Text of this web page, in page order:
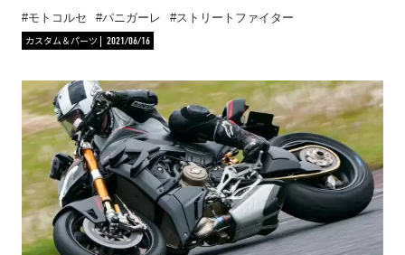
モトコルセ パニガーレ
ストリートファイター
カスタム＆パーツ
2021/06/16